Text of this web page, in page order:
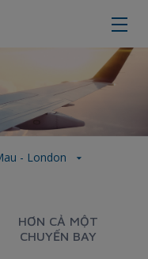
- London
HƠN CẢ MỘT
CHUYẾN BAY